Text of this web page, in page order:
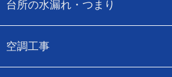
台所の水漏れ・つまり
空調工事